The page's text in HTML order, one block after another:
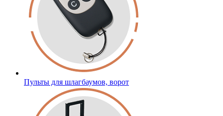
Пульты для шлагбаумов, ворот